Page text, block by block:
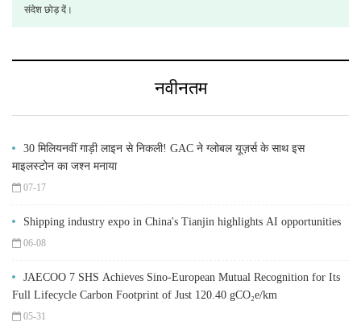
संदेश छोड़ दें।
नवीनतम
30 मिलियनवीं गाड़ी लाइन से निकली! GAC ने ग्लोबल यूज़र्स के साथ इस
माइलस्टोन का जश्न मनाया
07-17
Shipping industry expo in China's Tianjin highlights AI opportunities
06-08
JAECOO 7 SHS Achieves Sino-European Mutual Recognition for Its
Full Lifecycle Carbon Footprint of Just 120.40 gCO₂e/km
05-31